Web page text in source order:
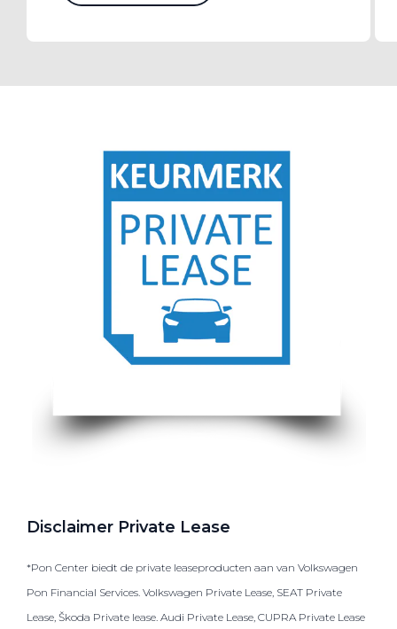
Disclaimer Private Lease
*Pon Center biedt de private leaseproducten aan van Volkswagen
Pon Financial Services. Volkswagen Private Lease, SEAT Private
Lease, Škoda Private lease. Audi Private Lease, CUPRA Private Lease